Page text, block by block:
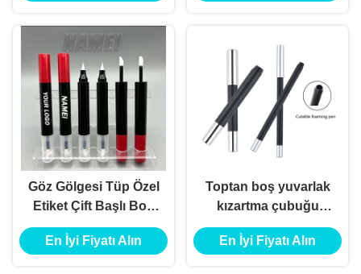
Göz Gölgesi Tüp Özel
Etiket Çift Başlı Boş
Güzel Konteyner Göz
Gölgesi Eyeliner Tüp
En İyi Fiyatı Alın
Toptan boş yuvarlak
kızartma çubuğu
kalem ruj göz
gölgeleri kontür
En İyi Fiyatı Alın